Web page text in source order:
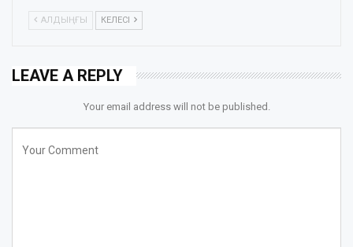
АЛДЫҢҒЫ КЕЛЕСІ
LEAVE A REPLY
Your email address will not be published.